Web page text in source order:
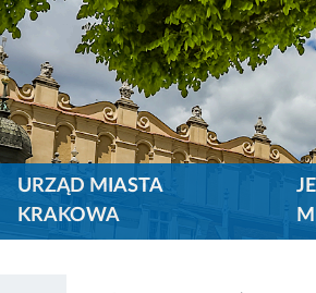
URZĄD MIASTA
KRAKOWA